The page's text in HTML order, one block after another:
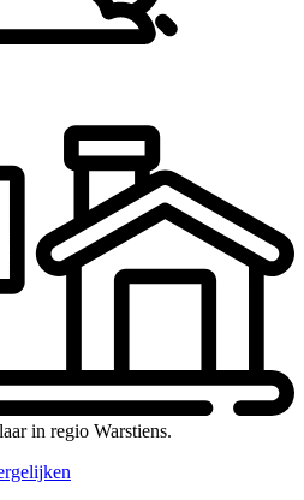
in regio Warstiens.